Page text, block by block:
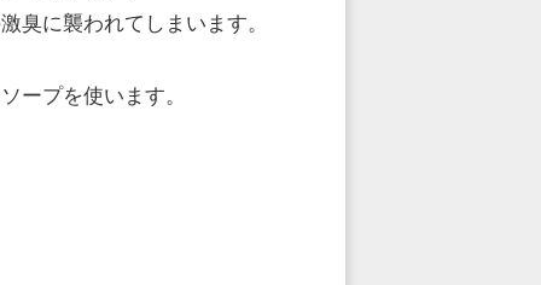
臭に襲われてしまいます。
ープを使います。